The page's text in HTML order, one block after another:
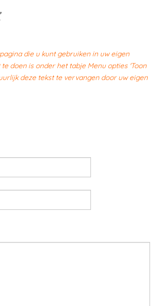
die u kunt gebruiken in uw eigen
doen is onder het tabje Menu opties 'Toon
deze tekst te vervangen door uw eigen